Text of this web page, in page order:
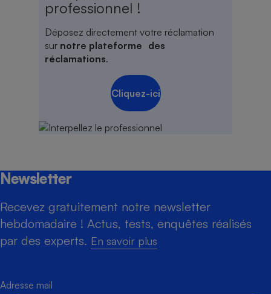
professionnel !
Déposez directement votre réclamation
sur notre plateforme des
réclamations.
Cliquez-ici
Newsletter
Recevez gratuitement notre newsletter
hebdomadaire ! Actus, tests, enquêtes réalisés
par des experts. En savoir plus
Adresse mail